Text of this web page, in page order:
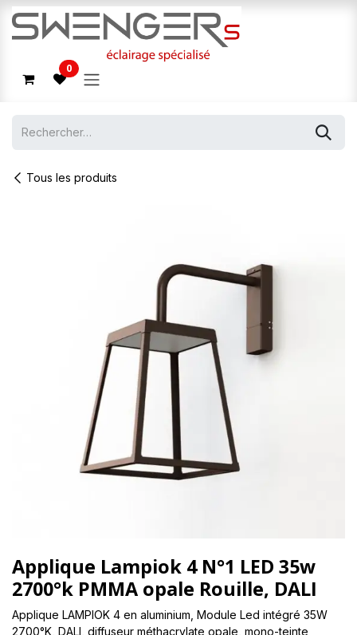
Se rendre au contenu
0
Tous les produits
Applique Lampiok 4 N°1 LED 35w
2700°k PMMA opale Rouille, DALI
Applique LAMPIOK 4 en aluminium, Module Led intégré 35W
2700°K, DALI, diffuseur méthacrylate opale, mono-teinte